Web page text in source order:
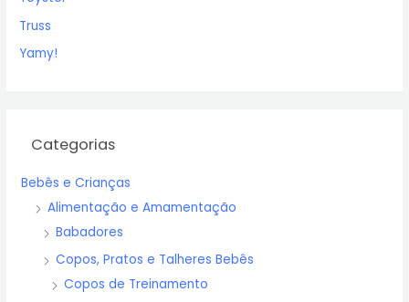
Truss
Yamy!
Categorias
Bebês e Crianças
Alimentação e Amamentação
Babadores
Copos, Pratos e Talheres Bebês
Copos de Treinamento